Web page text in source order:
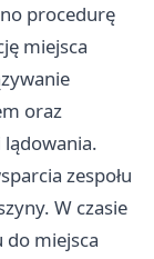
procedurę
miejsca
oraz
zespołu
W czasie
do miejsca